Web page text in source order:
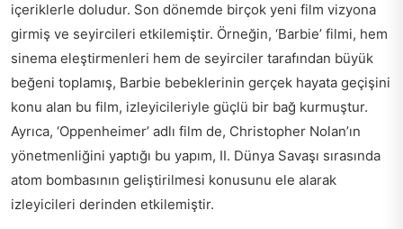
içeriklerle doludur. Son dönemde birçok yeni film vizyona
girmiş ve seyircileri etkilemiştir. Örneğin, ‘Barbie’ filmi, hem
sinema eleştirmenleri hem de seyirciler tarafından büyük
beğeni toplamış, Barbie bebeklerinin gerçek hayata geçişini
konu alan bu film, izleyicileriyle güçlü bir bağ kurmuştur.
Ayrıca, ‘Oppenheimer’ adlı film de, Christopher Nolan’ın
yönetmenliğini yaptığı bu yapım, II. Dünya Savaşı sırasında
atom bombasının geliştirilmesi konusunu ele alarak
izleyicileri derinden etkilemiştir.